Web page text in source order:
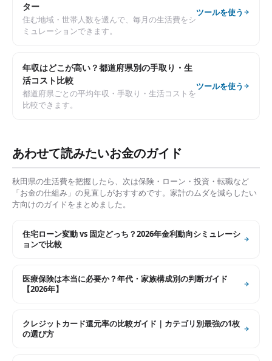
ター
住む地域・世帯人数を選んで、毎月の生活費をシ
ミュレーションできます。
ツールを使う
年収はどこが高い？都道府県別の手取り・生
活コスト比較
都道府県ごとの平均年収・手取り・生活コストを
比較できます。
ツールを使う
あわせて読みたいお金のガイド
秋田県の生活費を把握したら、次は保険・ローン・投資・転職など
「お金の仕組み」の見直しがおすすめです。家計のムダを減らしたい
方向けのガイドをまとめました。
住宅ローン変動 vs 固定どっち？2026年金利動向シミュレーシ
ョンで比較
医療保険は本当に必要か？年代・家族構成別の判断ガイド
【2026年】
クレジットカード還元率の比較ガイド｜カテゴリ別最強の1枚
の選び方